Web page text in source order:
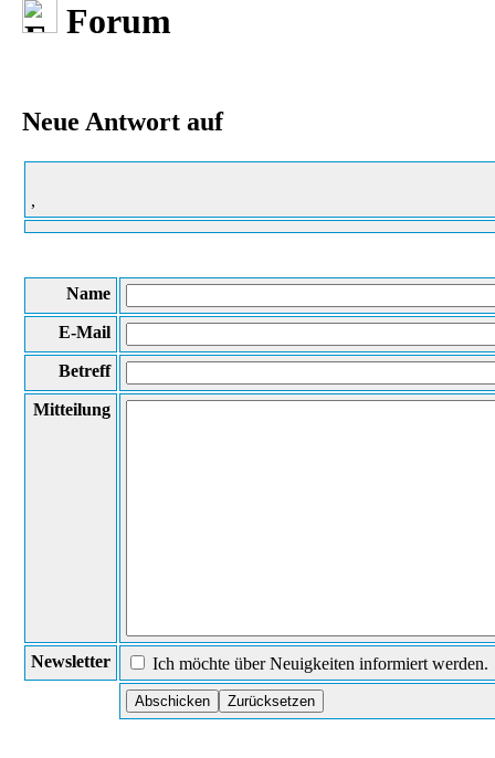
Forum
Neue Antwort auf
,
Name
E-Mail
Betreff
Mitteilung
Newsletter Ich möchte über Neuigkeiten informiert werden.